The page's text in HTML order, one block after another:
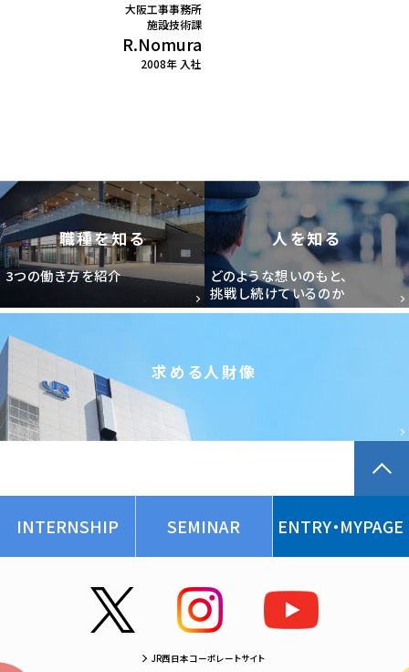
大阪工事事務所
施設技術課
R.Nomura
2008年 入社
職種を知る
3つの働き方を紹介
人を知る
どのような想いのもと、
挑戦し続けているのか
求める人財像
INTERNSHIP SEMINAR ENTRY・MYPAGE
JR西日本コーポレートサイト